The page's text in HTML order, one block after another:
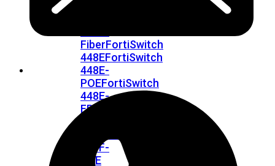
FiberFortiSwitch
448EFortiSwitch
448E-
POEFortiSwitch
448E-
FPOE
424F-
POE